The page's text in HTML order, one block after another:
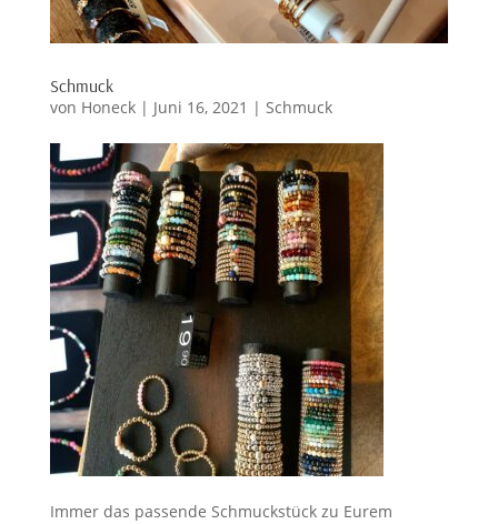
Schmuck
von Honeck| Juni 16, 2021 | Schmuck
Immer das passende Schmuckstück zu Eurem